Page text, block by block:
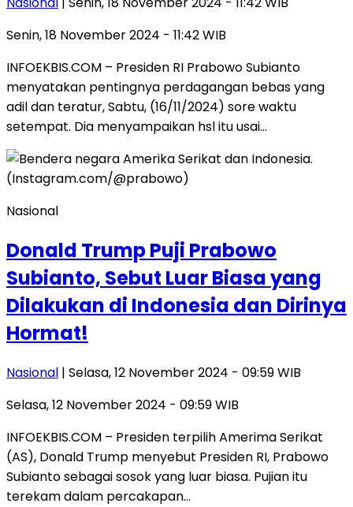
Senin, 18 November 2024 - 11:42 WIB
INFOEKBIS.COM – Presiden RI Prabowo Subianto
menyatakan pentingnya perdagangan bebas yang
adil dan teratur, Sabtu, (16/11/2024) sore waktu
setempat. Dia menyampaikan hsl itu usai…
Nasional
Donald Trump Puji Prabowo
Subianto, Sebut Luar Biasa yang
Dilakukan di Indonesia dan Dirinya
Hormat!
Nasional | Selasa, 12 November 2024 - 09:59 WIB
Selasa, 12 November 2024 - 09:59 WIB
INFOEKBIS.COM – Presiden terpilih Amerima Serikat
(AS), Donald Trump menyebut Presiden RI, Prabowo
Subianto sebagai sosok yang luar biasa. Pujian itu
terekam dalam percakapan…